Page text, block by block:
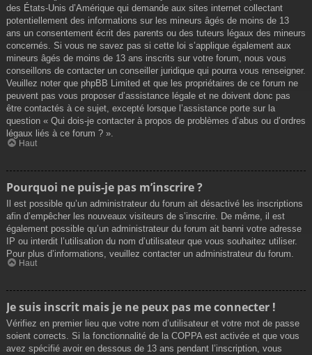
des États-Unis d’Amérique qui demande aux sites internet collectant
potentiellement des informations sur les mineurs âgés de moins de 13
ans un consentement écrit des parents ou des tuteurs légaux des mineurs
concernés. Si vous ne savez pas si cette loi s’applique également aux
mineurs âgés de moins de 13 ans inscrits sur votre forum, nous vous
conseillons de contacter un conseiller juridique qui pourra vous renseigner.
Veuillez noter que phpBB Limited et que les propriétaires de ce forum ne
peuvent pas vous proposer d’assistance légale et ne doivent donc pas
être contactés à ce sujet, excepté lorsque l’assistance porte sur la
question « Qui dois-je contacter à propos de problèmes d’abus ou d’ordres
légaux liés à ce forum ? ».
Haut
Pourquoi ne puis-je pas m’inscrire ?
Il est possible qu’un administrateur du forum ait désactivé les inscriptions
afin d’empêcher les nouveaux visiteurs de s’inscrire. De même, il est
également possible qu’un administrateur du forum ait banni votre adresse
IP ou interdit l’utilisation du nom d’utilisateur que vous souhaitez utiliser.
Pour plus d’informations, veuillez contacter un administrateur du forum.
Haut
Je suis inscrit mais je ne peux pas me connecter !
Vérifiez en premier lieu que votre nom d’utilisateur et votre mot de passe
soient corrects. Si la fonctionnalité de la COPPA est activée et que vous
avez spécifié avoir en dessous de 13 ans pendant l’inscription, vous